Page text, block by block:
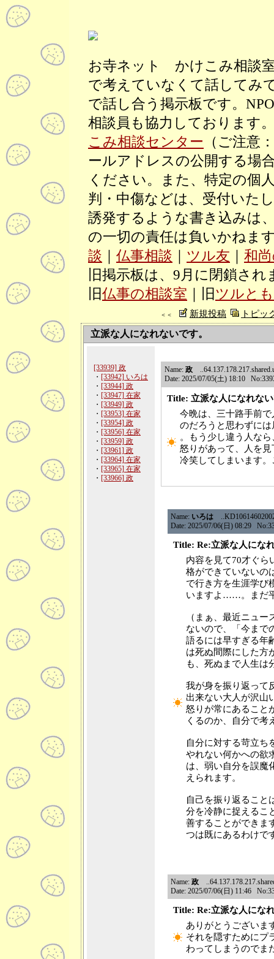
お寺ネット かけこみ相談
で考えていなくて話してみ
で話し合う掲示板です。
相談員も協力しております
こみ相談センター （ご注意
ールアドレスの公開する場
ください。また、特定の個
判・中傷などは、受付いた
誘発するような書き込みは
の一切の責任は負いかねま
談
仏事相談 ツル友
和
旧掲示板は、9月に閉鎖され
旧仏事の相談室 ｜旧 ツルとも
＜＜ 新規投稿 トピッ
立派な人になれないです。
[33939] 政
・ [33942] いろは
・ [33944] 政
・ [33947] 在家
・ [33949] 政
・ [33953] 在家
・ [33954] 政
・ [33956] 在家
・ [33959] 政
・ [33961] 政
・ [33964] 在家
・ [33965] 在家
・ [33966] 政
Name: 政
Date: 2025/07/05(土) 18:10
Title: 立派な人になれな
今晩は、三十路手前
のだろうと思わずに
。もう少し違う人な
怒りがあって、人を
冷笑してしまいます
Name: いろは
Date: 2025/07/06(日) 08:29
Title: Re:立派な人にな
内容を見て70才ぐら
格ができていないの
で行き方を生涯学び
いますよ……。まだ
（まぁ、最近ニュ
ないので、「今まで
語るには早すぎる年
は死ぬ間際にした方
も、死ぬまで人生は
我が身を振り返って
出来ない大人が沢山
怒りが常にあること
くるのか、自分で考
自分に対する苛立ち
やれない何かへの欲
は、弱い自分を誤魔
えられます。
自己を振り返ること
分を冷静に捉えるこ
善することができま
つは既にあるわけで
Name: 政
Date: 2025/07/06(日) 11:46
Title: Re:立派な人にな
ありがとうございま
それを隠すためにプ
わってしまうのでま